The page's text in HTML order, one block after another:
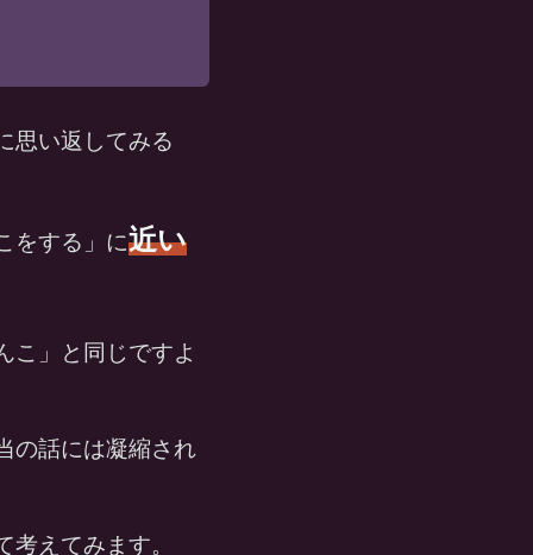
思い返してみる
をする」に近い
こ」と同じですよ
の話には凝縮され
えてみます。